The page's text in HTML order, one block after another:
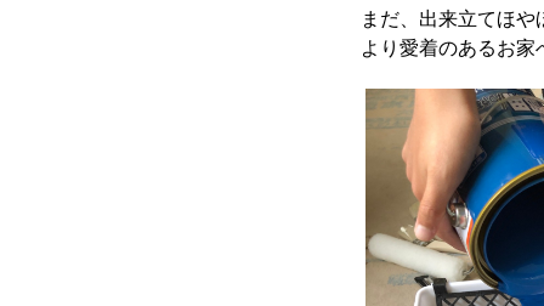
まだ、出来立てほ
より愛着のあるお